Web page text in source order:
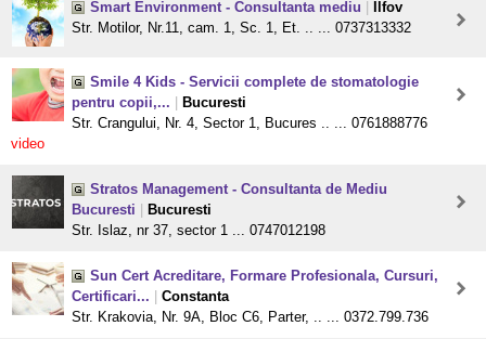
Smart Environment - Consultanta mediu
Ilfov
Str. Motilor, Nr.11, cam. 1, Sc. 1, Et. .. ... 0737313332
Smile 4 Kids - Servicii complete de stomatologie
pentru copii,...
Bucuresti
Str. Crangului, Nr. 4, Sector 1, Bucures .. ... 0761888776
video
Stratos Management - Consultanta de Mediu
Bucuresti
Bucuresti
Str. Islaz, nr 37, sector 1 ... 0747012198
Sun Cert Acreditare, Formare Profesionala, Cursuri,
Certificari...
Constanta
Str. Krakovia, Nr. 9A, Bloc C6, Parter, .. ... 0372.799.736